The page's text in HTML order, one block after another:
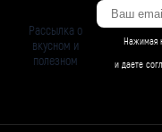
Рассылка о
вкусном и
полезном
Нажимая
и даете